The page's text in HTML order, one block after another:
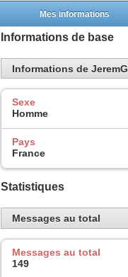
Mes informations
Informations de base
Informations de
Sexe
Homme
Pays
France
Statistiques
Messages au total
Messages au total
149